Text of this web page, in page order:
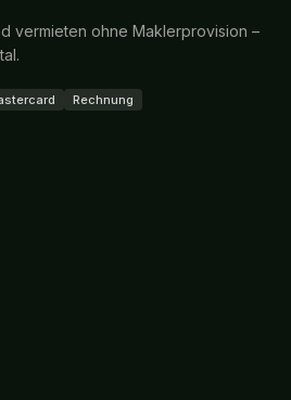
vermieten ohne Maklerprovision –
Rechnung